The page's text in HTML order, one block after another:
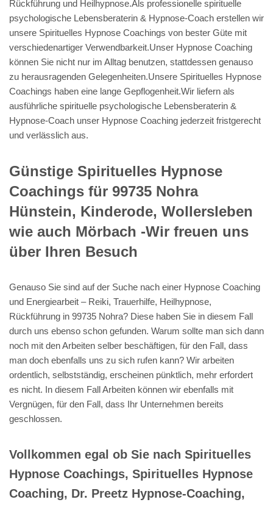
Rückführung und Heilhypnose.Als professionelle spirituelle
psychologische Lebensberaterin & Hypnose-Coach erstellen wir
unsere Spirituelles Hypnose Coachings von bester Güte mit
verschiedenartiger Verwendbarkeit.Unser Hypnose Coaching
können Sie nicht nur im Alltag benutzen, stattdessen genauso
zu herausragenden Gelegenheiten.Unsere Spirituelles Hypnose
Coachings haben eine lange Gepflogenheit.Wir liefern als
ausführliche spirituelle psychologische Lebensberaterin &
Hypnose-Coach unser Hypnose Coaching jederzeit fristgerecht
und verlässlich aus.
Günstige Spirituelles Hypnose
Coachings für 99735 Nohra
Hünstein, Kinderode, Wollersleben
wie auch Mörbach -Wir freuen uns
über Ihren Besuch
Genauso Sie sind auf der Suche nach einer Hypnose Coaching
und Energiearbeit – Reiki, Trauerhilfe, Heilhypnose,
Rückführung in 99735 Nohra? Diese haben Sie in diesem Fall
durch uns ebenso schon gefunden. Warum sollte man sich dann
noch mit den Arbeiten selber beschäftigen, für den Fall, dass
man doch ebenfalls uns zu sich rufen kann? Wir arbeiten
ordentlich, selbstständig, erscheinen pünktlich, mehr erfordert
es nicht. In diesem Fall Arbeiten können wir ebenfalls mit
Vergnügen, für den Fall, dass Ihr Unternehmen bereits
geschlossen.
Vollkommen egal ob Sie nach Spirituelles
Hypnose Coachings, Spirituelles Hypnose
Coaching, Dr. Preetz Hypnose-Coaching,